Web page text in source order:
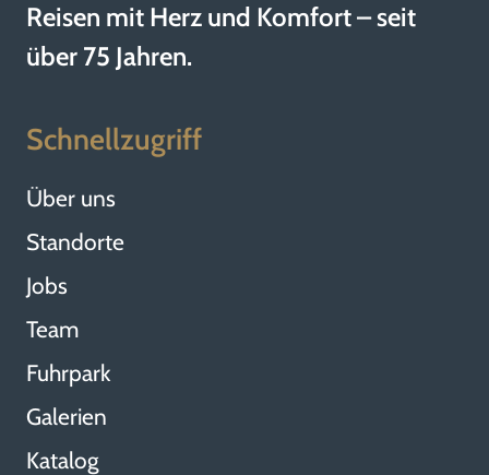
Reisen mit Herz und Komfort – seit
über 75 Jahren.
Schnellzugriff
Über uns
Standorte
Jobs
Team
Fuhrpark
Galerien
Katalog